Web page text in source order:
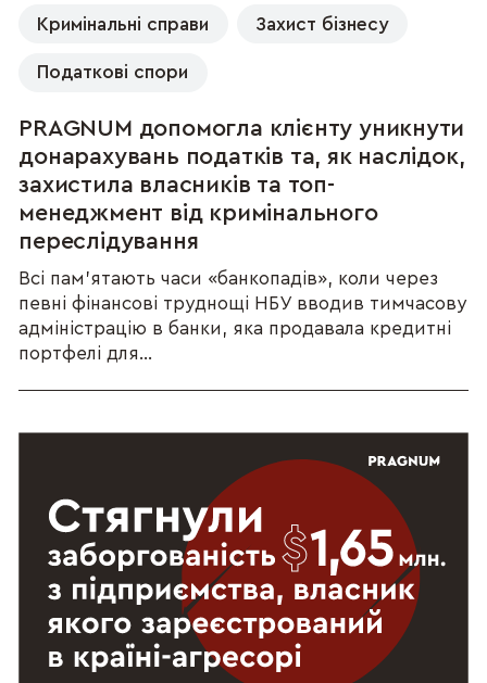
Кримінальні справи Захист бізнесу
Податкові спори
PRAGNUM допомогла клієнту уникнути
донарахувань податків та, як наслідок,
захистила власників та топ-
менеджмент від кримінального
переслідування
Всі пам’ятають часи «банкопадів», коли через
певні фінансові труднощі НБУ вводив тимчасову
адміністрацію в банки, яка продавала кредитні
портфелі для...